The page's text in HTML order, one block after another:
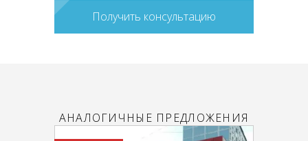
Получить консультацию
АНАЛОГИЧНЫЕ ПРЕДЛОЖЕНИЯ